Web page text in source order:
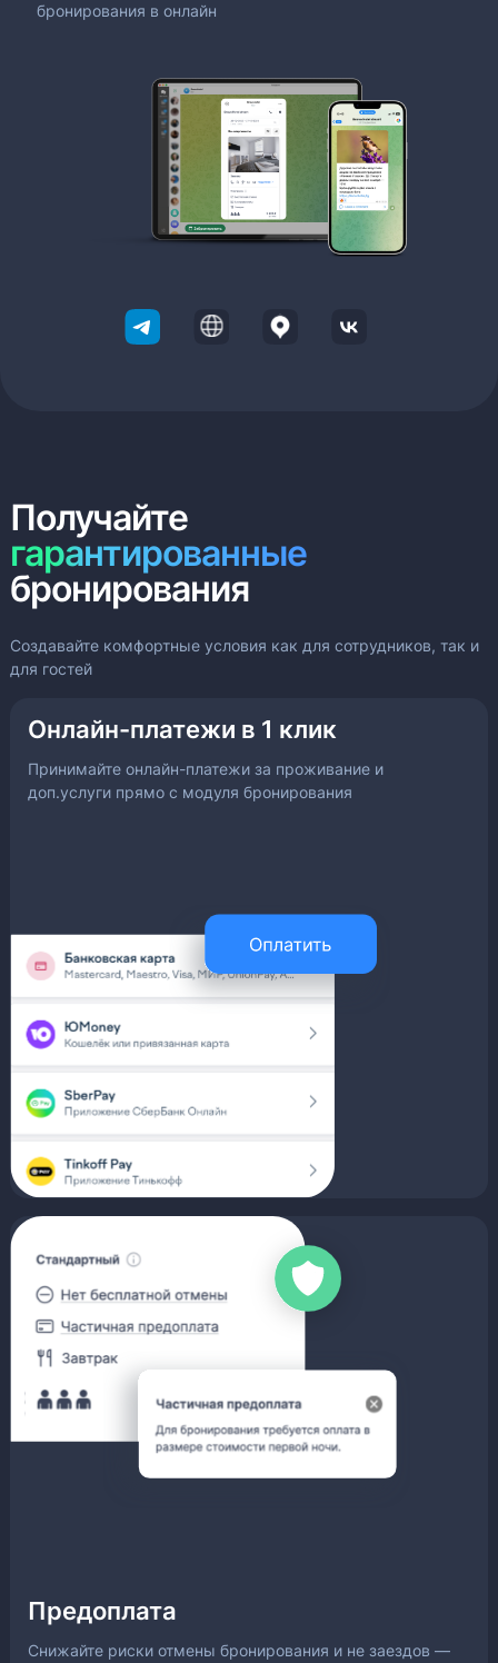
бронирования в онлайн
Получайте
гарантированные
бронирования
Создавайте комфортные условия как для сотрудников, так и
для гостей
Онлайн-платежи в 1 клик
Принимайте онлайн-платежи за проживание и
доп.услуги прямо с модуля бронирования
Предоплата
Снижайте риски отмены бронирования и не заездов —